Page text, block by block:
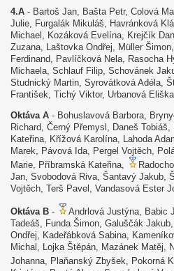
4.A - Bartoš Jan, Bašta Petr, Colová
Julie, Furgalák Mikuláš, Havránková
Michael, Kozáková Evelína, Krejčík
Zuzana, Laštovka Ondřej, Müller
Ferdinand, Pavlíčková Nela, Rasocha
Michaela, Schlauf Filip, Schovánek
Studnický Martin, Syrovátková Adéla,
František, Tichý Viktor, Urbanová
Oktáva A - Bohuslavová Barbora,
Richard, Černý Přemysl, Daneš
Kateřina, Křížová Karolína, Lahoda
Marek, Pávová Ida, Pergel Vojtěch,
Marie, Příbramská Kateřina,
Jan, Svobodová Riva, Šantavý Jakub,
Vojtěch, Terš Pavel, Vandasová Ester
Oktáva B -
Andrlová Justýna, Babic
Tadeáš, Funda Šimon, Galuščák
Ondřej, Kadeřábková Sabina,
Michal, Lojka Štěpán, Mazánek Matěj,
Johanna, Plaňanský Zbyšek, Pokorná